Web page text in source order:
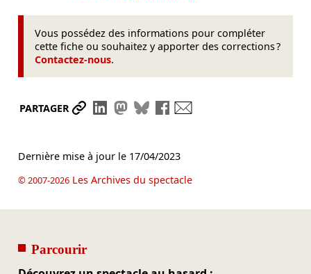
Vous possédez des informations pour compléter
cette fiche ou souhaitez y apporter des corrections ?
Contactez-nous.
PARTAGER Partager le lien
Partager sur LinkedIn
Partager sur Mastodon
Partager sur Bluesky
Partager sur Facebook
Dernière mise à jour le 17/04/2023
© 2007-2026Les Archives du spectacle
Parcourir